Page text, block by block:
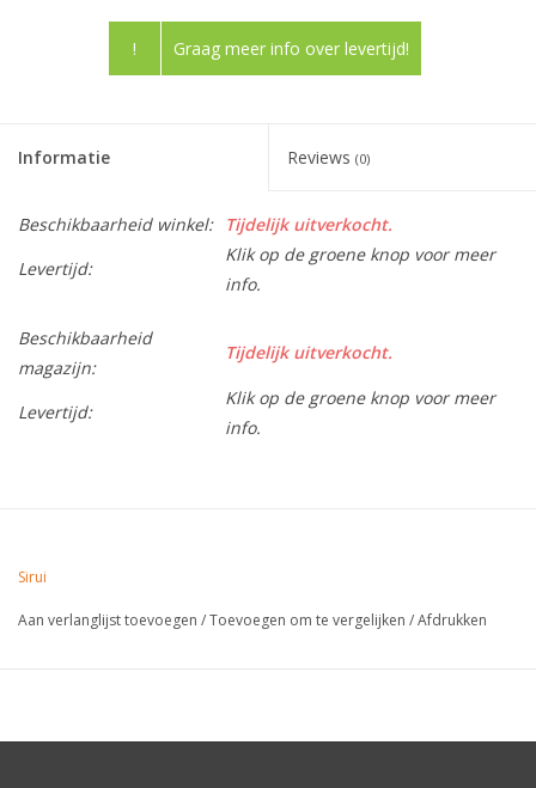
! Graag meer info over levertijd!
Informatie Reviews (0)
Beschikbaarheid winkel:
Tijdelijk uitverkocht.
Levertijd:
Klik op de groene knop voor meer
info.
Beschikbaarheid
magazijn:
Tijdelijk uitverkocht.
Levertijd:
Klik op de groene knop voor meer
info.
Sirui
Aan verlanglijst toevoegen /Toevoegen om te vergelijken /Afdrukken